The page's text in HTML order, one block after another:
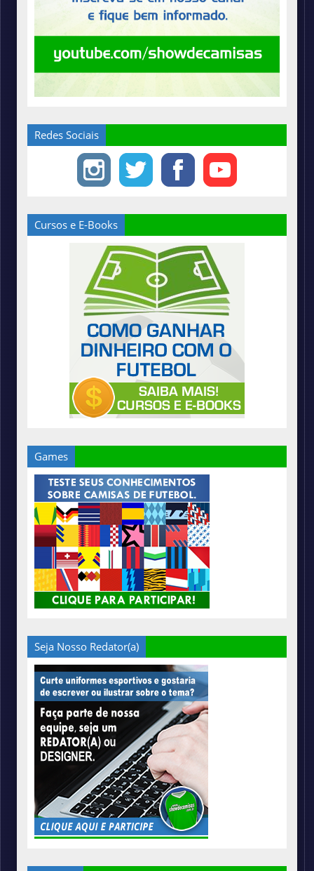
Redes Sociais
Cursos e E-Books
Games
Seja Nosso Redator(a)